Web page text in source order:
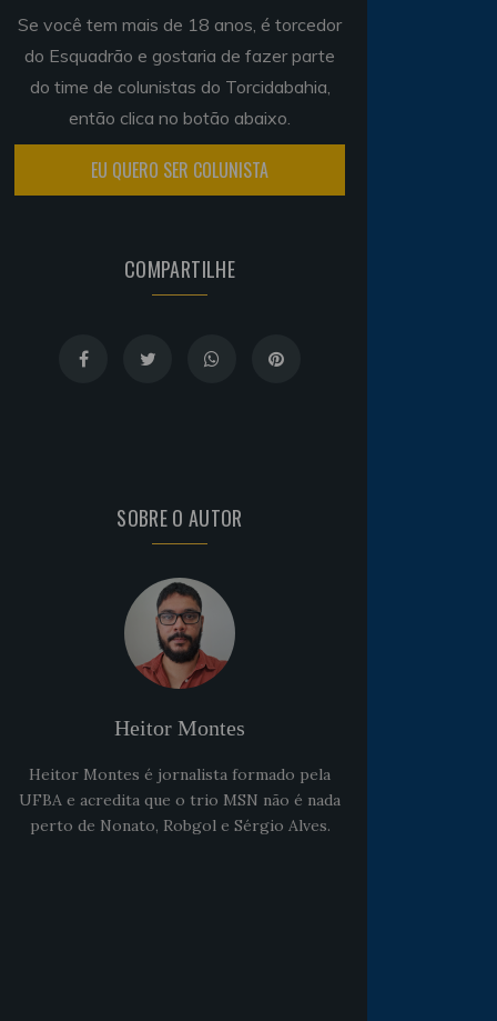
Se você tem mais de 18 anos, é torcedor
do Esquadrão e gostaria de fazer parte
do time de colunistas do Torcidabahia,
então clica no botão abaixo.
EU QUERO SER COLUNISTA
COMPARTILHE
SOBRE O AUTOR
Heitor Montes
Heitor Montes é jornalista formado pela
UFBA e acredita que o trio MSN não é nada
perto de Nonato, Robgol e Sérgio Alves.